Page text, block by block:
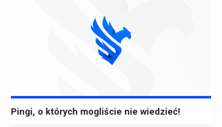
Pingi, o których mogliście nie wiedzieć!